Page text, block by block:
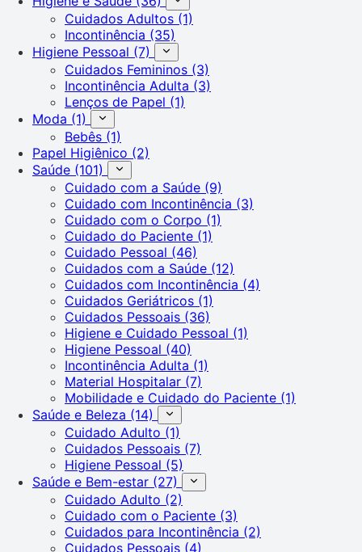
Cuidados Adultos (1)
Incontinência (35)
Higiene Pessoal (7)
Cuidados Femininos (3)
Incontinência Adulta (3)
Lenços de Papel (1)
Moda (1)
Bebês (1)
Papel Higiênico (2)
Saúde (101)
Cuidado com a Saúde (9)
Cuidado com Incontinência (3)
Cuidado com o Corpo (1)
Cuidado do Paciente (1)
Cuidado Pessoal (46)
Cuidados com a Saúde (12)
Cuidados com Incontinência (4)
Cuidados Geriátricos (1)
Cuidados Pessoais (36)
Higiene e Cuidado Pessoal (1)
Higiene Pessoal (40)
Incontinência Adulta (1)
Material Hospitalar (7)
Mobilidade e Cuidado do Paciente (1)
Saúde e Beleza (14)
Cuidado Adulto (1)
Cuidados Pessoais (7)
Higiene Pessoal (5)
Saúde e Bem-estar (27)
Cuidado Adulto (2)
Cuidado com o Paciente (3)
Cuidados para Incontinência (2)
Cuidados Pessoais (4)